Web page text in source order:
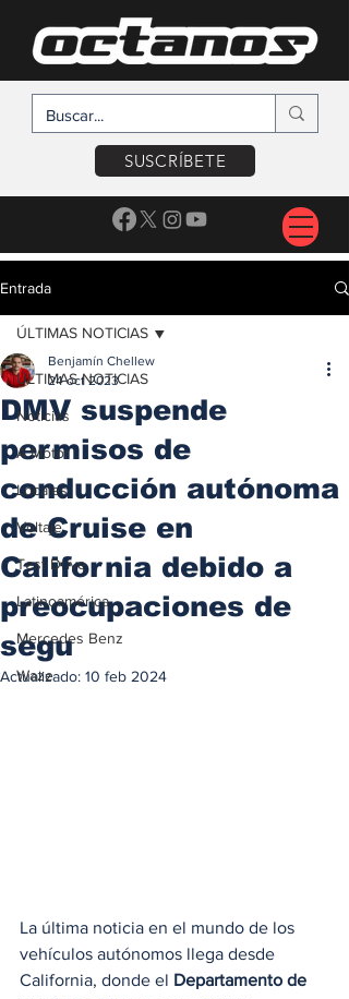
SUSCRÍBETE
Entrada
ÚLTIMAS NOTICIAS
Noticias
A Motor
Locales
Voltaje
Test Drive
Latinoamérica
Mercedes Benz
Waze
ÚLTIMAS NOTICIAS
DMV suspende
permisos de
conducción autónoma
de Cruise en
California debido a
preocupaciones de
segu
Benjamín Chellew
24 oct 2023
Actualizado: 10 feb 2024
La última noticia en el mundo de los
vehículos autónomos llega desde
California, donde el Departamento de